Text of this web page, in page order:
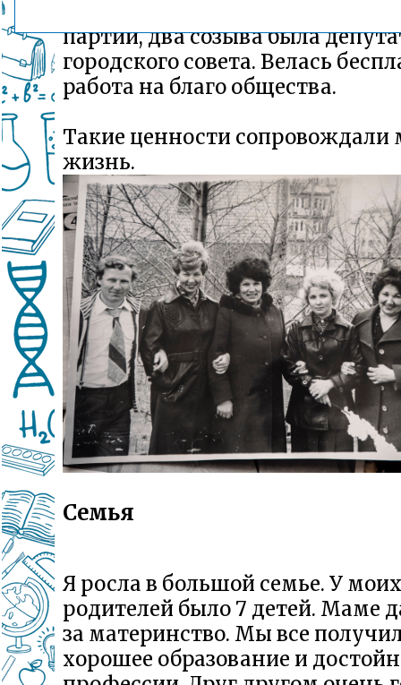
партии, два созыва была
городского совета. Велась
работа на благо общества.
Такие ценности сопровождали
жизнь.
Семья
Я росла в большой семье. У моих
родителей было 7 детей. Маме
за материнство. Мы все
хорошее образование и